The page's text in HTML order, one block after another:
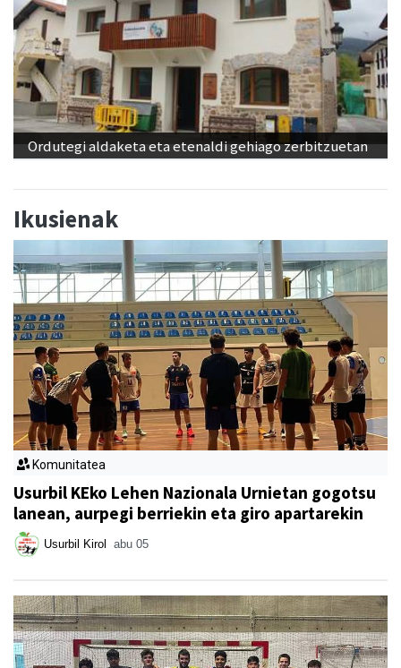
Ordutegi aldaketa eta etenaldi gehiago zerbitzuetan
Ikusienak
Komunitatea
Usurbil KEko Lehen Nazionala Urnietan gogotsu
lanean, aurpegi berriekin eta giro apartarekin
Usurbil Kirol abu 05